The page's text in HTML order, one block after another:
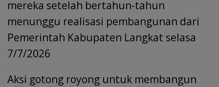
mereka setelah bertahun-tahun
menunggu realisasi pembangunan dari
Pemerintah Kabupaten Langkat selasa
7/7/2026
Aksi gotong royong untuk membangun